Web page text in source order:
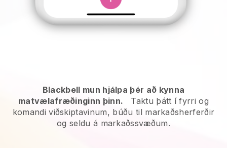
Blackbell mun hjálpa þér að kynna
matvælafræðinginn þinn.
Taktu þátt í fyrri og
komandi viðskiptavinum, búðu til markaðsherferðir
og seldu á markaðssvæðum.